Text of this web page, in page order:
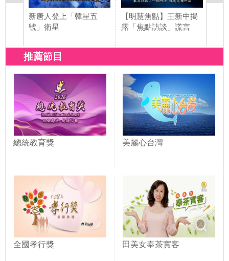
新唐人登上「韓星五
號」衛星
【明慧焦點】王新中揭
露「焦點訪談」謊言
推薦節目
總統教育獎 美麗心台灣
全國孝行獎 田美女奉茶實客